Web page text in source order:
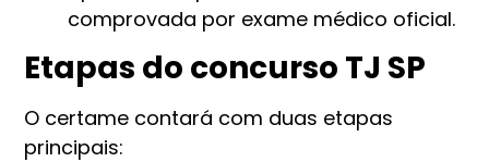
comprovada por exame médico oficial.
Etapas do concurso TJ SP
O certame contará com duas etapas
principais: